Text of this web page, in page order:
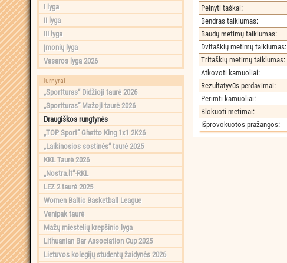
I lyga
II lyga
III lyga
Įmonių lyga
Vasaros lyga 2026
Turnyrai
„Sportturas“ Didžioji taurė 2026
„Sportturas“ Mažoji taurė 2026
Draugiškos rungtynės
„TOP Sport“ Ghetto King 1x1 2K26
„Laikinosios sostinės“ taurė 2025
KKL Taurė 2026
„Nostra.lt“-RKL
LEZ 2 taurė 2025
Women Baltic Basketball League
Venipak taurė
Mažų miestelių krepšinio lyga
Lithuanian Bar Association Cup 2025
Lietuvos kolegijų studentų žaidynės 2026
Pelnyti taškai:
Bendras taiklumas:
Baudų metimų taiklumas:
Dvitaškių metimų taiklumas:
Tritaškių metimų taiklumas:
Atkovoti kamuoliai:
Rezultatyvūs perdavimai:
Perimti kamuoliai:
Blokuoti metimai:
Išprovokuotos pražangos: